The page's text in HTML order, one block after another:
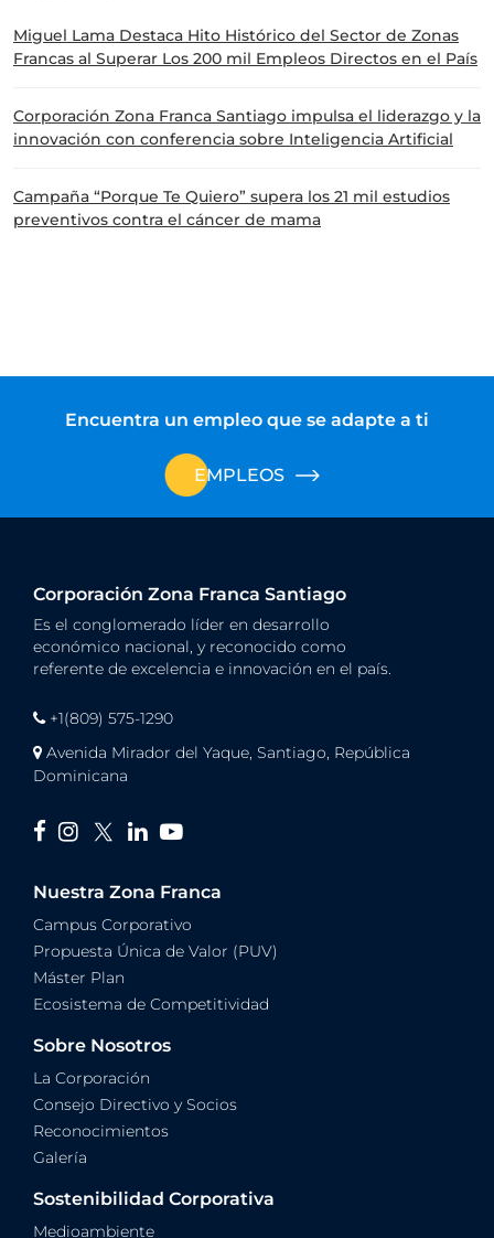
Miguel Lama Destaca Hito Histórico del Sector de Zonas
Francas al Superar Los 200 mil Empleos Directos en el País
Corporación Zona Franca Santiago impulsa el liderazgo y la
innovación con conferencia sobre Inteligencia Artificial
Campaña “Porque Te Quiero” supera los 21 mil estudios
preventivos contra el cáncer de mama
Encuentra un empleo que se adapte a ti
EMPLEOS
Corporación Zona Franca Santiago
Es el conglomerado líder en desarrollo
económico nacional, y reconocido como
referente de excelencia e innovación en el país.
+1(809) 575-1290
Avenida Mirador del Yaque, Santiago, República
Dominicana
Nuestra Zona Franca
Campus Corporativo
Propuesta Única de Valor (PUV)
Máster Plan
Ecosistema de Competitividad
Sobre Nosotros
La Corporación
Consejo Directivo y Socios
Reconocimientos
Galería
Sostenibilidad Corporativa
Medioambiente